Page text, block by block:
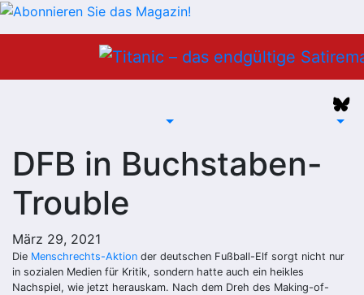
DFB in Buchstaben-
Trouble
März 29, 2021
Die Menschrechts-Aktion der deutschen Fußball-Elf sorgt nicht nur
in sozialen Medien für Kritik, sondern hatte auch ein heikles
Nachspiel, wie jetzt herauskam. Nach dem Dreh des Making-of-